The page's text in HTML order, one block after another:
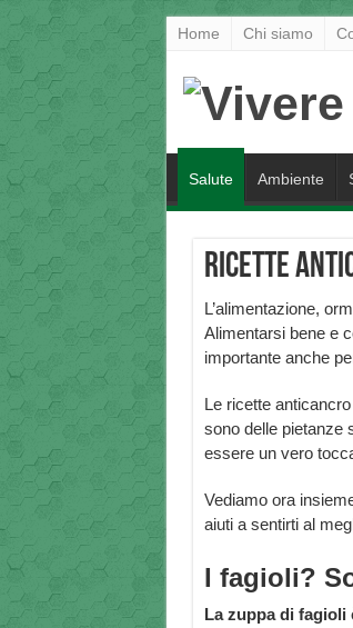
Home Chi siamo
Salute Ambiente
Ricette
L’alimentazione,
Alimentarsi bene e
importante anche
Le ricette
sono delle pietanze
essere un vero
Vediamo ora
aiuti a sentirti al
I fagioli?
La zuppa di fagioli